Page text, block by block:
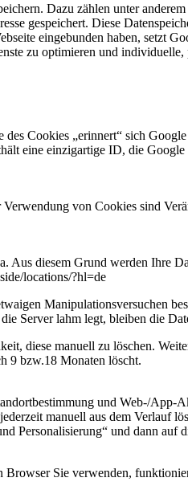
Dazu zählen unter
gespeichert. Diese
eingebunden haben, setzt
zu optimieren und
Cookies „erinnert“ sich
eine einzigartige ID, die
von Cookies sind
Aus diesem Grund werden Ihre
locations/?hl=de
Manipulationsversuchen
Server lahm legt, bleiben die
diese manuell zu löschen.
9 bzw.18 Monaten löscht.
und Web-/App-
manuell aus dem Verlauf
Personalisierung“ und dann auf
Sie verwenden,